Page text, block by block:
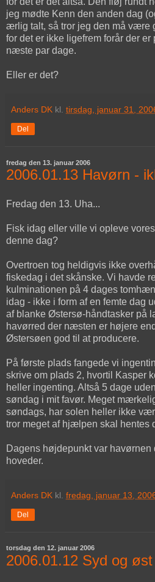
jeg mødte Kenn den anden dag
ærlig talt, så tror jeg den må være
for det er ikke ligefrem forår der er
næste par dage.
Eller er det?
Anders DK kl. tirsdag, januar 31,
Del
fredag den 13. januar 2006
2006.01.13 Havørn -
Fredag den 13. Uha...
Fisk idag eller ville vi opleve
denne dag?
Overtroen tog heldigvis ikke
fiskedag i det skånske. Vi havde
kulminationen på 4 dages
idag - ikke i form af en femte dag
af blanke Østersø-håndtasker på
havørred der næsten er højere
Østersøen god til at producere.
På første plads fangede vi
skrive om plads 2, hvortil Kasper
heller ingenting. Altså 5 dage
søndag i mit favør. Meget
søndags, har solen heller ikke
tror meget af hjælpen skal hentes
Dagens højdepunkt var
hoveder.
Anders DK kl. fredag, januar 13,
Del
torsdag den 12. januar 2006
2006.01.12 Syd og øst